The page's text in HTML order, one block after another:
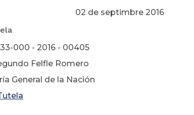
2016
000 - 2016 - 00405
Felfle Romero
General de la Nación